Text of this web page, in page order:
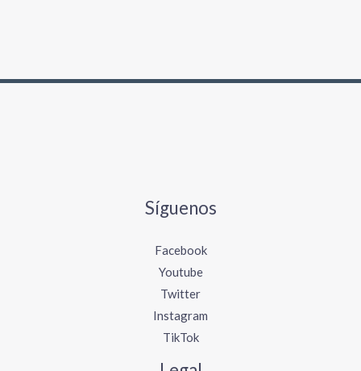
Síguenos
Facebook
Youtube
Twitter
Instagram
TikTok